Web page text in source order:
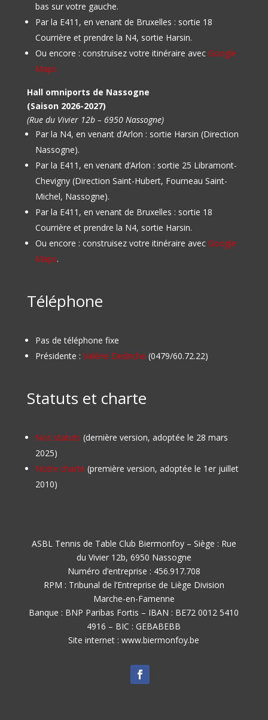
bas sur votre gauche.
Par la E411, en venant de Bruxelles : sortie 18
Courrière et prendre la N4, sortie Harsin.
Ou encore : construisez votre itinéraire avec Google
Maps
Hall omniports de Nassogne
(Saison 2026-2027)
(Rue du Vivier 12b – 6950 Nassogne)
Par la N4, en venant d’Arlon : sortie Harsin (Direction
Nassogne).
Par la E411, en venant d’Arlon : sortie 25 Libramont-
Chevigny (Direction Saint-Hubert, Fourneau Saint-
Michel, Nassogne).
Par la E411, en venant de Bruxelles : sortie 18
Courrière et prendre la N4, sortie Harsin.
Ou encore : construisez votre itinéraire avec Google
Maps.
Téléphone
Pas de téléphone fixe
Présidente : Valérie Dedriche (0479/60.72.22)
Statuts et charte
Nos statuts (dernière version, adoptée le 28 mars
2025)
Notre charte (première version, adoptée le 1er juillet
2010)
ASBL Tennis de Table Club Biermonfoy – Siège : Rue
du Vivier 12b, 6950 Nassogne
Numéro d’entreprise : 456.917.708
RPM : Tribunal de l’Entreprise de Liège Division
Marche-en-Famenne
Banque : BNP Paribas Fortis – IBAN : BE72 0012 5410
4916 – BIC : GEBABEBB
Site internet : www.biermonfoy.be